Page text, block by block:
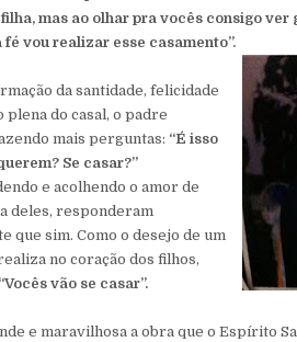
mas ao olhar pra vocês consigo
fé vou realizar esse casamento”.
da santidade, felicidade
plena do casal, o padre
mais perguntas: “É isso
Se casar?”
e acolhendo o amor de
deles, responderam
que sim. Como o desejo de um
no coração dos filhos,
“Vocês vão se casar”.
e maravilhosa a obra que o Espírito